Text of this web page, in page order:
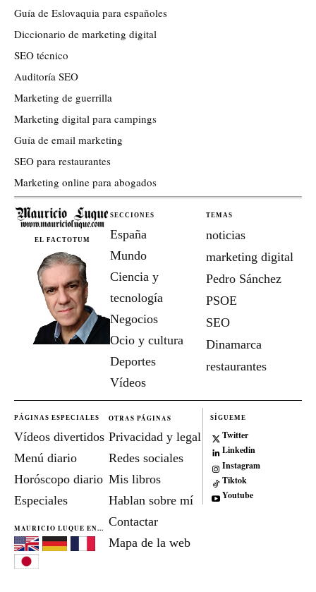
Guía de Eslovaquia para españoles
Diccionario de marketing digital
SEO técnico
Auditoría SEO
Marketing de guerrilla
Marketing digital para campings
Guía de email marketing
SEO para restaurantes
Marketing online para abogados
EL FACTOTUM
SECCIONES
España
Mundo
Ciencia y
tecnología
Negocios
Ocio y cultura
Deportes
Vídeos
TEMAS
noticias
marketing digital
Pedro Sánchez
PSOE
SEO
Dinamarca
restaurantes
PÁGINAS ESPECIALES
Vídeos divertidos
Menú diario
Horóscopo diario
Especiales
MAURICIO LUQUE EN...
OTRAS PÁGINAS
Privacidad y legal
Redes sociales
Mis libros
Hablan sobre mí
Contactar
Mapa de la web
SÍGUEME
Twitter
Linkedin
Instagram
Tiktok
Youtube